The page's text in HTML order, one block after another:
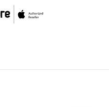
stranicu AT Store